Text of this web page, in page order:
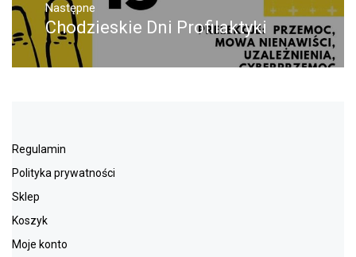
Następne
Następny
post:
Chodzieskie Dni Profilaktyki
Regulamin
Polityka prywatności
Sklep
Koszyk
Moje konto